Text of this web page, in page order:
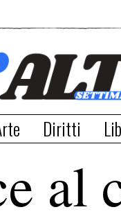
Diritti
al